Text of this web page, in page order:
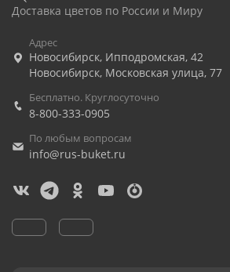
Доставка цветов по России и Миру
Адрес
Новосибирск, Ипподромская, 42
Новосибирск, Московская улица, 77
Бесплатно. Круглосуточно
8-800-333-0905
По любым вопросам
info@rus-buket.ru